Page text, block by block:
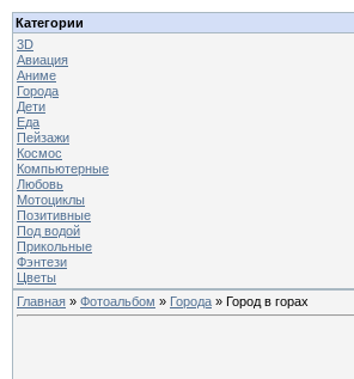
Категории
3D
Авиация
Аниме
Города
Дети
Еда
Пейзажи
Космос
Компьютерные
Любовь
Мотоциклы
Позитивные
Под водой
Прикольные
Фэнтези
Цветы
Главная » Фотоальбом » Города » Город в горах